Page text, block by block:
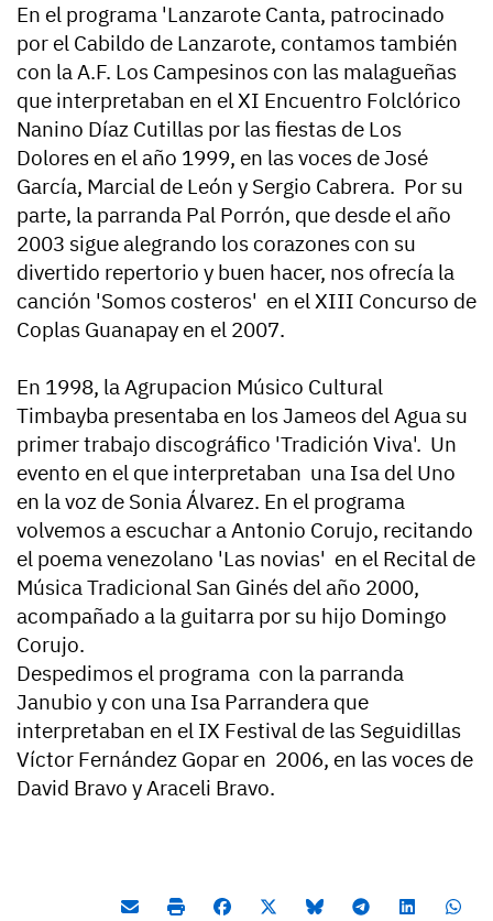
En el programa 'Lanzarote Canta, patrocinado
por el Cabildo de Lanzarote, contamos también
con la A.F. Los Campesinos con las malagueñas
que interpretaban en el XI Encuentro Folclórico
Nanino Díaz Cutillas por las fiestas de Los
Dolores en el año 1999, en las voces de José
García, Marcial de León y Sergio Cabrera. Por su
parte, la parranda Pal Porrón, que desde el año
2003 sigue alegrando los corazones con su
divertido repertorio y buen hacer, nos ofrecía la
canción 'Somos costeros' en el XIII Concurso de
Coplas Guanapay en el 2007.
En 1998, la Agrupacion Músico Cultural
Timbayba presentaba en los Jameos del Agua su
primer trabajo discográfico 'Tradición Viva'. Un
evento en el que interpretaban una Isa del Uno
en la voz de Sonia Álvarez. En el programa
volvemos a escuchar a Antonio Corujo, recitando
el poema venezolano 'Las novias' en el Recital de
Música Tradicional San Ginés del año 2000,
acompañado a la guitarra por su hijo Domingo
Corujo.
Despedimos el programa con la parranda
Janubio y con una Isa Parrandera que
interpretaban en el IX Festival de las Seguidillas
Víctor Fernández Gopar en 2006, en las voces de
David Bravo y Araceli Bravo.